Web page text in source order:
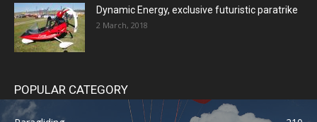
Dynamic Energy, exclusive futuristic paratrike
2 March, 2018
POPULAR CATEGORY